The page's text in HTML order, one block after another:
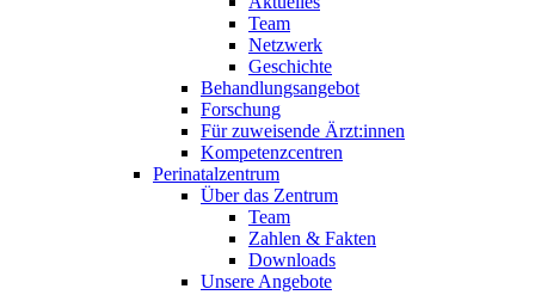
Team
Netzwerk
Geschichte
Behandlungsangebot
Forschung
Für zuweisende Ärzt:innen
Kompetenzcentren
Perinatalzentrum
Über das Zentrum
Team
Zahlen & Fakten
Downloads
Unsere Angebote